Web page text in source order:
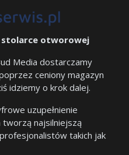
stolarce otworowej
Media dostarczamy
ceniony magazyn
idziemy o krok dalej.
uzupełnienie
tworzą najsilniejszą
takich jak